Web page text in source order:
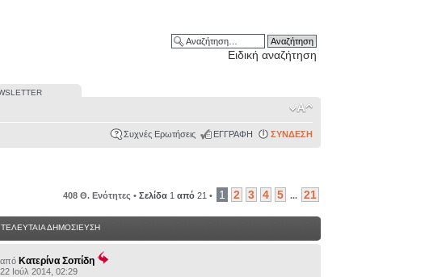
Ειδική αναζήτηση
Συχνές Ερωτήσεις ΕΓΓΡΑΦΗ ΣΥΝΔΕΣΗ
408 Θ. Ενότητες • Σελίδα 1 από 21 • 1 2 3 4 5 ... 21
ΤΕΛΕΥΤΑΙΑ ΔΗΜΟΣΙΕΥΣΗ
από Κατερίνα Σοπίδη
22 Ιούλ 2014, 02:29